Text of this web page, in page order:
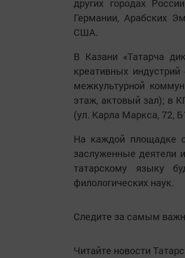
других городах
Германии, Арабских
США.
В Казани «Татарча
креативных
межкультурной
этаж, актовый зал); в
(ул. Карла Маркса, 72,
На каждой площадке
заслуженные деятели
татарскому языку
филологических наук.
Следите за самым
Читайте новости